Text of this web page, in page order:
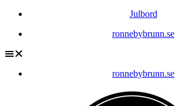
Julbord
ronnebybrunn.se
ronnebybrunn.se